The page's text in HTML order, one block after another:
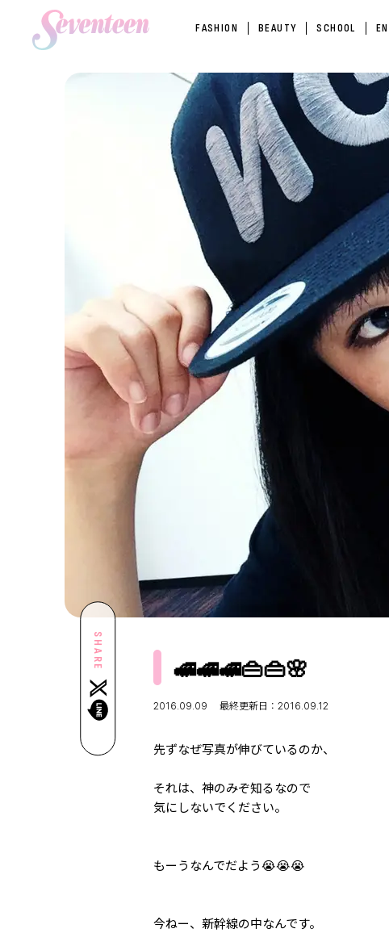
FASHION BEAUTY SCHOOL
SHARE 🚅🚅🚅👜👜🌸
2016.09.09 最終更新日：2016.09.12
先ずなぜ写真が伸びているのか、
それは、神のみぞ知るなので
気にしないでください。
もーうなんでだよう😭😭😭
今ねー、新幹線の中なんです。